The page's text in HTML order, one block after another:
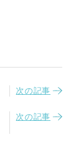
兵庫県 全域
次の記事
次の記事